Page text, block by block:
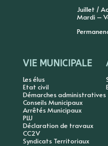
Juillet /
Mardi –
VIE MUNICIPALE
Les élus
Etat civil
Démarches administratives
Conseils Municipaux
Arrêtés Municipaux
PLU
Déclaration de travaux
CC2V
Syndicats Territoriaux